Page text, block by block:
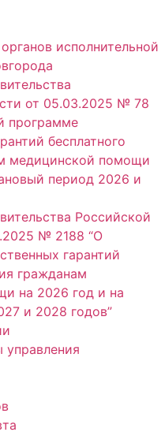
исполнительной
от 05.03.2025 № 78
программе
бесплатного
медицинской помощи
период 2026 и
Российской
№ 2188 “О
гарантий
гражданам
на 2026 год и на
и 2028 годов”
управления